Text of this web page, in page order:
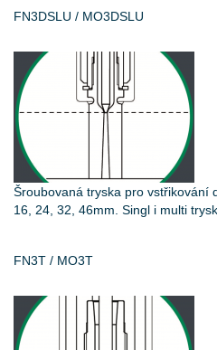
FN3DSLU / MO3DSLU
Šroubovaná tryska pro vstřikování
16, 24, 32, 46mm. Singl i multi
FN3T / MO3T